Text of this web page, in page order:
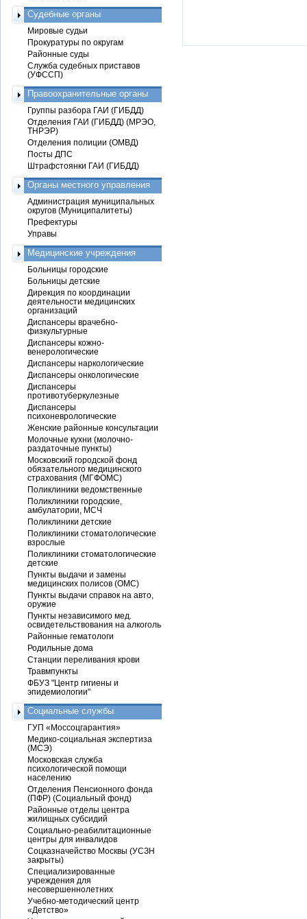
Судебные органы
Мировые судьи
Прокуратуры по округам
Районные суды
Служба судебных приставов
(УФССП)
Правоохранительные органы
Группы разбора ГАИ (ГИБДД)
Отделения ГАИ (ГИБДД) (МРЭО,
ТНРЭР)
Отделения полиции (ОМВД)
Посты ДПС
Штрафстоянки ГАИ (ГИБДД)
Органы местного управления
Администрация муниципальных
округов (Муниципалитеты)
Префектуры
Управы
Медицинские учреждения
Больницы городские
Больницы детские
Дирекция по координации
деятельности медицинских
организаций
Диспансеры врачебно-
физкультурные
Диспансеры кожно-
венерологические
Диспансеры наркологические
Диспансеры онкологические
Диспансеры
противотуберкулезные
Диспансеры
психоневрологические
Женские районные консультации
Молочные кухни (молочно-
раздаточные пункты)
Московский городской фонд
обязательного медицинского
страхования (МГФОМС)
Поликлиники ведомственные
Поликлиники городские,
амбулатории, МСЧ
Поликлиники детские
Поликлиники стоматологические
взрослые
Поликлиники стоматологические
детские
Пункты выдачи и замены
медицинских полисов (ОМС)
Пункты выдачи справок на авто,
оружие
Пункты независимого мед.
освидетельствования на алкоголь
Районные гематологи
Родильные дома
Станции переливания крови
Травмпункты
ФБУЗ "Центр гигиены и
эпидемиологии"
Социальные службы
ГУП «Моссоцгарантия»
Медико-социальная экспертиза
(МСЭ)
Московская служба
психологической помощи
населению
Отделения Пенсионного фонда
(ПФР) (Социальный фонд)
Районные отделы центра
жилищных субсидий
Социально-реабилитационные
центры для инвалидов
Соцказначейство Москвы (УСЗН
закрыты)
Специализированные
учреждения для
несовершеннолетних
Учебно-методический центр
«Детство»